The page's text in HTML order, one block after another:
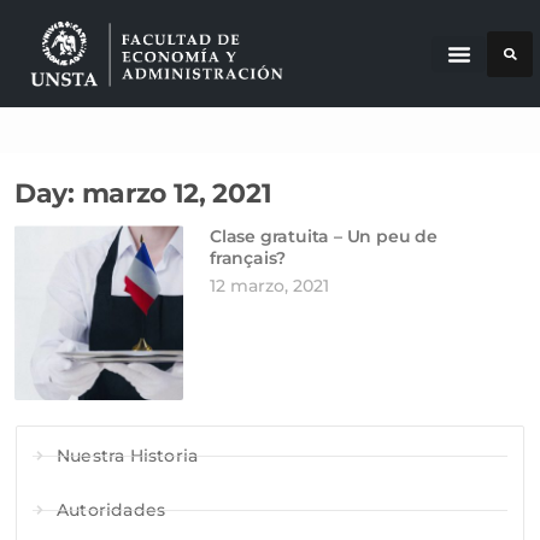
Day: marzo 12, 2021
Clase gratuita – Un peu de
français?
12 marzo, 2021
Nuestra Historia
Autoridades